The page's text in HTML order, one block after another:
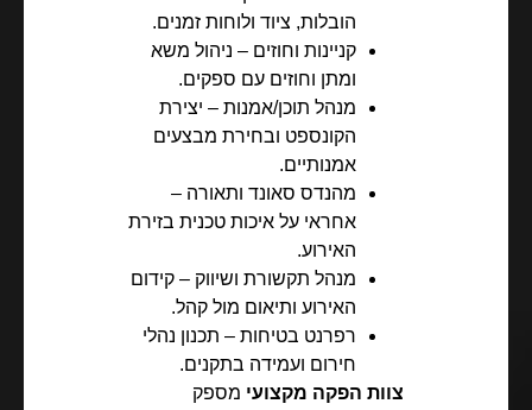
הובלות, ציוד ולוחות זמנים.
קניינות וחוזים – ניהול משא
ומתן וחוזים עם ספקים.
מנהל תוכן/אמנות – יצירת
הקונספט ובחירת מבצעים
אמנותיים.
מהנדס סאונד ותאורה –
אחראי על איכות טכנית בזירת
האירוע.
מנהל תקשורת ושיווק – קידום
האירוע ותיאום מול קהל.
רפרנט בטיחות – תכנון נהלי
חירום ועמידה בתקנים.
צוות הפקה מקצועי מספק